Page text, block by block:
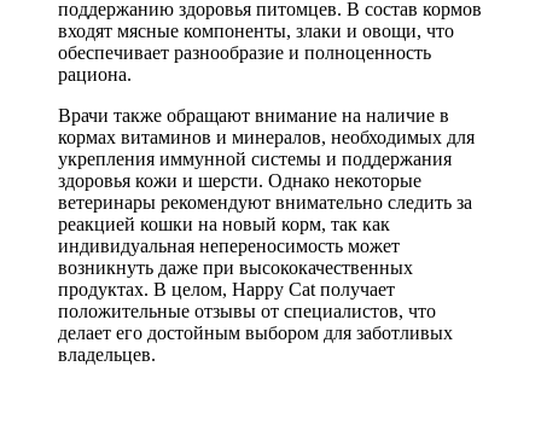
поддержанию здоровья питомцев. В состав кормов
входят мясные компоненты, злаки и овощи, что
обеспечивает разнообразие и полноценность
рациона.
Врачи также обращают внимание на наличие в
кормах витаминов и минералов, необходимых для
укрепления иммунной системы и поддержания
здоровья кожи и шерсти. Однако некоторые
ветеринары рекомендуют внимательно следить за
реакцией кошки на новый корм, так как
индивидуальная непереносимость может
возникнуть даже при высококачественных
продуктах. В целом, Happy Cat получает
положительные отзывы от специалистов, что
делает его достойным выбором для заботливых
владельцев.